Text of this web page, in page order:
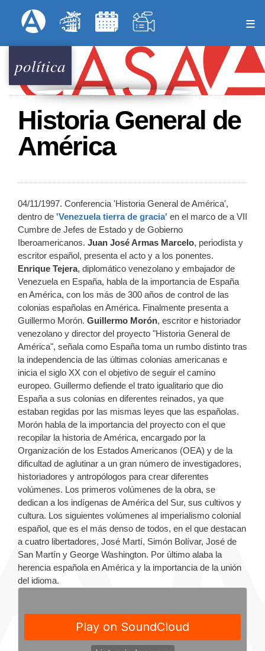
al
principal
Menú Superior
política
Historia General de
América
04/11/1997. Conferencia 'Historia General de América',
dentro de 'Venezuela tierra de gracia' en el marco de a VII
Cumbre de Jefes de Estado y de Gobierno
Iberoamericanos. Juan José Armas Marcelo, periodista y
escritor español, presenta el acto y a los ponentes.
Enrique Tejera, diplomático venezolano y embajador de
Venezuela en España, habla de la importancia de España
en América, con los más de 300 años de control de las
colonias españolas en América. Finalmente presenta a
Guillermo Morón. Guillermo Morón, escritor e historiador
venezolano y director del proyecto "Historia General de
América", señala como España toma un rumbo distinto tras
la independencia de las últimas colonias americanas e
inicia el siglo XX con el objetivo de seguir el camino
europeo. Guillermo defiende el trato igualitario que dio
España a sus colonias en diferentes reinados, ya que
estaban regidas por las mismas leyes que las españolas.
Morón habla de la importancia del proyecto con el que
recopilar la historia de América, encargado por la
Organización de los Estados Americanos (OEA) y de la
dificultad de aglutinar a un gran número de investigadores,
historiadores y antropólogos para crear diferentes
volúmenes. Los primeros volúmenes de la obra, se
dedican a los indígenas de América del Sur, sus cultivos y
cultura. Los siguientes volúmenes al imperialismo colonial
español, que es el más denso de todos, en el que destacan
a cuatro libertadores, José Martí, Simón Bolívar, José de
San Martín y George Washington. Por último alaba la
herencia española en América y la importancia de la unión
del idioma.